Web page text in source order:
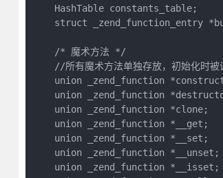
HashTable constants_table;
struct _zend_function_entry
    /* 魔术方法 */
//所有魔术方法单独存放，初始化时被
union _zend_function
union _zend_function
    union _zend_function *clone;
    union _zend_function *__get;
    union _zend_function *__set;
    union _zend_function *__unset;
    union _zend_function *__isset;